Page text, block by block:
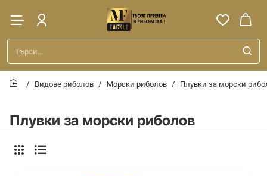
Търси...
Плувки за морски риболов
Видове риболов Морски риболов Плувки за морски